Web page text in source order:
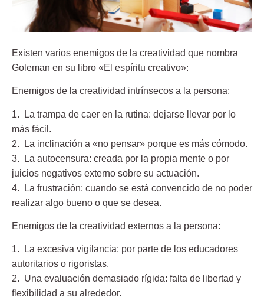
Existen varios enemigos de la creatividad que nombra
Goleman en su libro «El espíritu creativo»:
Enemigos de la creatividad intrínsecos a la persona:
1. La trampa de caer en la rutina: dejarse llevar por lo
más fácil.
2. La inclinación a «no pensar» porque es más cómodo.
3. La autocensura: creada por la propia mente o por
juicios negativos externo sobre su actuación.
4. La frustración: cuando se está convencido de no poder
realizar algo bueno o que se desea.
Enemigos de la creatividad externos a la persona:
1. La excesiva vigilancia: por parte de los educadores
autoritarios o rigoristas.
2. Una evaluación demasiado rígida: falta de libertad y
flexibilidad a su alrededor.